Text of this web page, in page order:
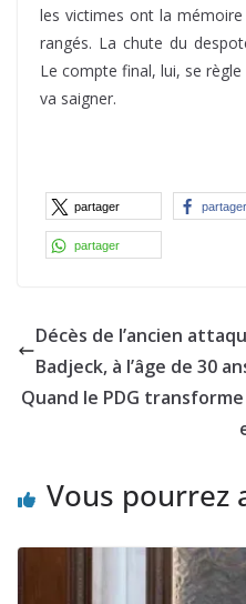
les victimes ont la
rangés. La chute du
Le compte final, lui, se
va saigner.
partager partager
partager
Décès de l’ancien
Badjeck, à l’âge de 30
Quand le PDG
Vous pourrez